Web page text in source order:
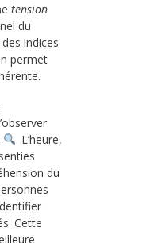
tension
du
indices
permet
. L’heure,
du
Cette